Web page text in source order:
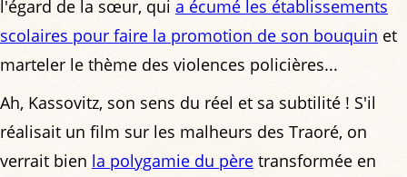
l'égard de la sœur, qui a écumé les établissements
scolaires pour faire la promotion de son bouquin et
marteler le thème des violences policières...
Ah, Kassovitz, son sens du réel et sa subtilité ! S'il
réalisait un film sur les malheurs des Traoré, on
verrait bien la polygamie du père transformée en